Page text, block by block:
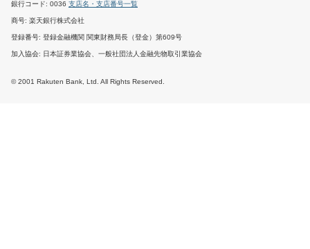
銀行コード 0036 支店名・支店番号一覧
商号 楽天銀行株式会社
登録番号 登録金融機関 関東財務局長（登金）第609号
加入協会 日本証券業協会、一般社団法人金融先物取引業協会
© 2001 Rakuten Bank, Ltd. All Rights Reserved.